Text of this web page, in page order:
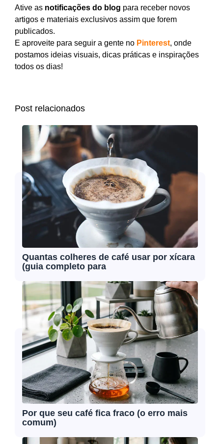
Ative as notificações do blog para receber novos
artigos e materiais exclusivos assim que forem
publicados.
E aproveite para seguir a gente no Pinterest, onde
postamos ideias visuais, dicas práticas e inspirações
todos os dias!
Post relacionados
Quantas colheres de café usar por xícara
(guia completo para
Por que seu café fica fraco (o erro mais
comum)